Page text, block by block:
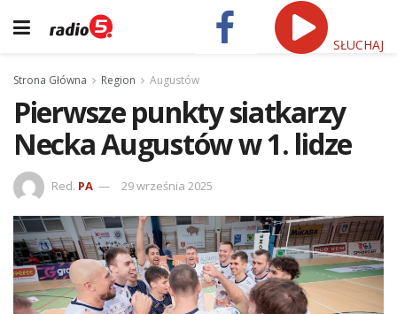
SŁUCHAJ
Strona Główna Region Augustów
Pierwsze punkty siatkarzy
Necka Augustów w 1. lidze
Red. PA 29 września 2025